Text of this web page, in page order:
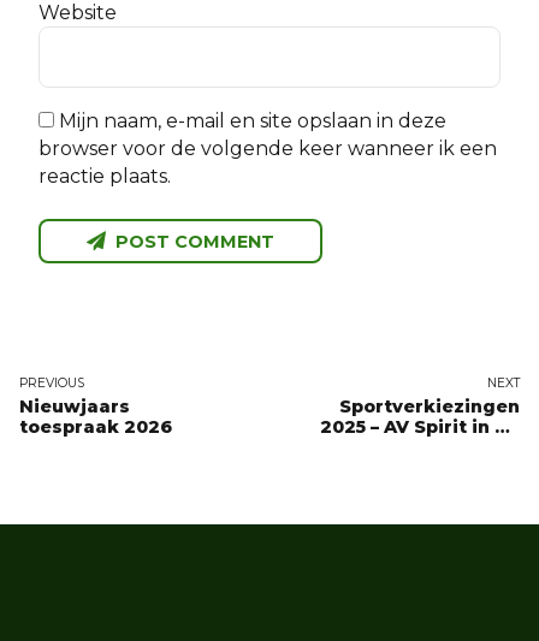
Website
Mijn naam, e-mail en site opslaan in deze
browser voor de volgende keer wanneer ik een
reactie plaats.
POST COMMENT
PREVIOUS
Nieuwjaars
toespraak 2026
NEXT
Sportverkiezingen
2025 – AV Spirit in de